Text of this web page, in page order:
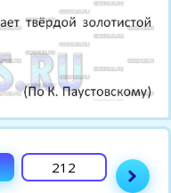
212 213